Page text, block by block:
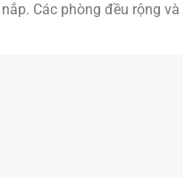
Các phòng đều rộng và